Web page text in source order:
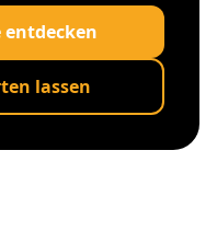
lassen